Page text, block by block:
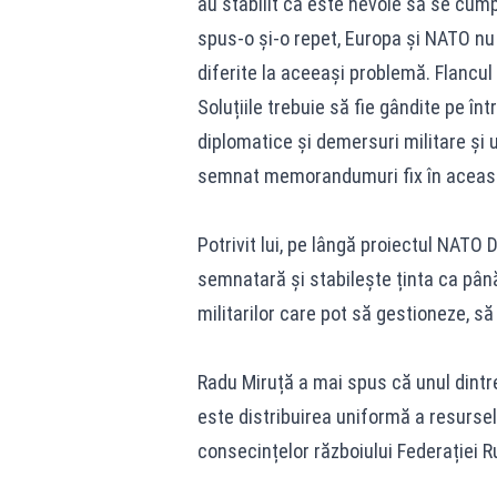
spus-o și-o repet, Europa și NATO
diferite la aceeași problemă.
Soluțiile trebuie să fie gândite pe
diplomatice și demersuri militare și
semnat memorandumuri fix în
Potrivit lui, pe lângă proiectul NATO
semnatară și stabilește ținta ca
militarilor care pot să gestioneze,
Radu Miruță a mai spus că unul
este distribuirea uniformă a
consecințelor războiului Federației